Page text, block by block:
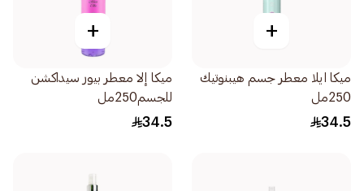
+
ميكا ايلا معطر جسم هيبنوتيك
250مل
34.5
+
ميكا إلا معطر بيور سيداكشن
للجسم250مل
34.5